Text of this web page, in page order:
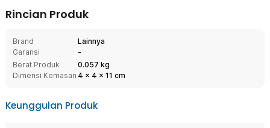
Rincian Produk
Brand
Lainnya
Garansi
-
Berat Produk
0.057 kg
Dimensi Kemasan 4 x 4 x 11 cm
Keunggulan Produk